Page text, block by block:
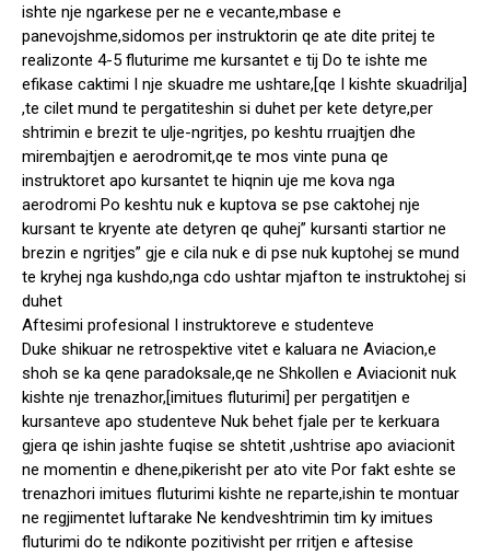
ishte nje ngarkese per ne e vecante,mbase e
panevojshme,sidomos per instruktorin qe ate dite pritej te
realizonte 4-5 fluturime me kursantet e tij Do te ishte me
efikase caktimi I nje skuadre me ushtare,[qe I kishte skuadrilja]
,te cilet mund te pergatiteshin si duhet per kete detyre,per
shtrimin e brezit te ulje-ngritjes, po keshtu rruajtjen dhe
mirembajtjen e aerodromit,qe te mos vinte puna qe
instruktoret apo kursantet te hiqnin uje me kova nga
aerodromi Po keshtu nuk e kuptova se pse caktohej nje
kursant te kryente ate detyren qe quhej” kursanti startior ne
brezin e ngritjes” gje e cila nuk e di pse nuk kuptohej se mund
te kryhej nga kushdo,nga cdo ushtar mjafton te instruktohej si
duhet
Aftesimi profesional I instruktoreve e studenteve
Duke shikuar ne retrospektive vitet e kaluara ne Aviacion,e
shoh se ka qene paradoksale,qe ne Shkollen e Aviacionit nuk
kishte nje trenazhor,[imitues fluturimi] per pergatitjen e
kursanteve apo studenteve Nuk behet fjale per te kerkuara
gjera qe ishin jashte fuqise se shtetit ,ushtrise apo aviacionit
ne momentin e dhene,pikerisht per ato vite Por fakt eshte se
trenazhori imitues fluturimi kishte ne reparte,ishin te montuar
ne regjimentet luftarake Ne kendveshtrimin tim ky imitues
fluturimi do te ndikonte pozitivisht per rritjen e aftesise